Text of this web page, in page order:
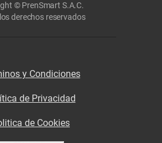
© PrenSmart S.A.C.
derechos reservados
y Condiciones
de Privacidad
de Cookies